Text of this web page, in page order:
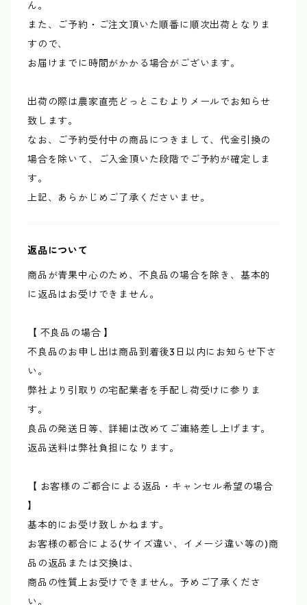
ん。
また、ご予約・ご注文頂いた順番に順次出荷となりま
すので、
お届けまでに時間がかかる場合がございます。
出荷の際は農家直売どっとこむよりメールでお知らせ
致します。
なお、ご予約受付中の商品につきまして、代金引換の
場合を除いて、ご入金頂いた段階でご予約が確定しま
す。
上記、あらかじめご了承くださいませ。
返品について
商品が青果中心のため、不良品の場合を除き、基本的
に返品はお受けできません。
【 不良品の場合 】
不良品のお申し出は商品到着後3日以内にお知らせ下さ
い。
弊社より引取りの宅配業者を手配し荷受けに参りま
す。
良品の発送日等、詳細は改めてご連絡差し上げます。
返品送料は弊社負担になります。
【 お客様のご都合による返品・キャンセル希望の場合
】
基本的にお受け致しかねます。
お客様の都合による(サイズ違い、イメージ違い等の)商
品の返品または交換は、
商品の性質上お受けできません。予めご了承くださ
い。